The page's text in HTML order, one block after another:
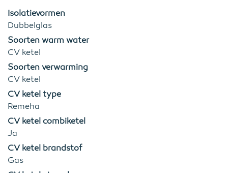
Isolatievormen
Dubbelglas
Soorten warm water
CV ketel
Soorten verwarming
CV ketel
CV ketel type
Remeha
CV ketel combiketel
Ja
CV ketel brandstof
Gas